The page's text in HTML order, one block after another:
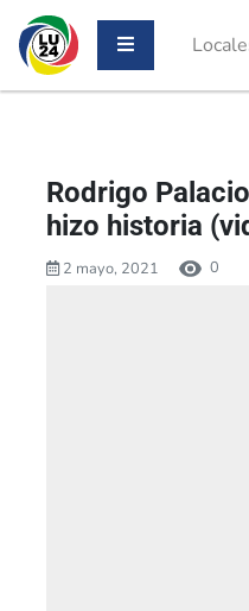
Rodrigo
hizo historia
2 mayo, 2021 0